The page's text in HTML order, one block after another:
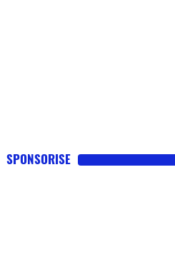
SPONSORISE